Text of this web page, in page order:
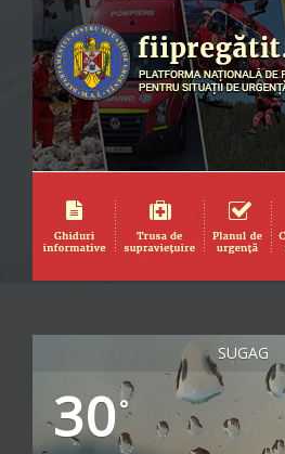
SUGAG
30°